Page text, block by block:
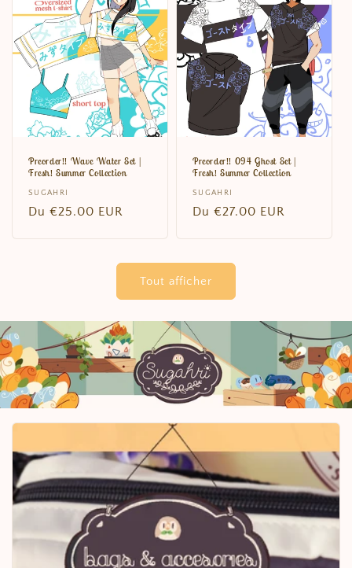
Preorder!! Wave Water Set |
Fresh! Summer Collection
Distributeur :
SUGAHRI
Prix
Du €25.00 EUR
Preorder!! 094 Ghost Set |
Fresh! Summer Collection
Distributeur :
SUGAHRI
Prix
Du €27.00 EUR
Tout afficher